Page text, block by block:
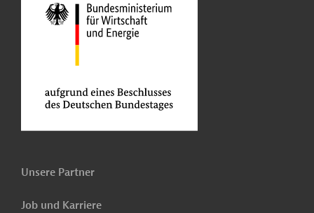
Unsere Partner
Job und Karriere